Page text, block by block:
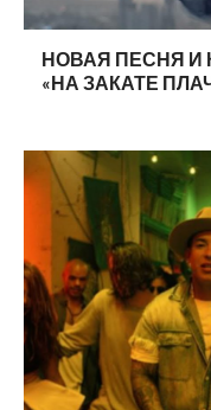
НОВАЯ ПЕСНЯ И
«НА ЗАКАТЕ